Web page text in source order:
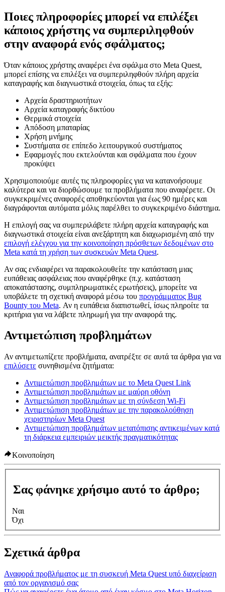
Ποιες πληροφορίες μπορεί να επιλέξει
κάποιος χρήστης να συμπεριληφθούν
στην αναφορά ενός σφάλματος;
Όταν κάποιος χρήστης αναφέρει ένα σφάλμα στο Meta Quest,
μπορεί επίσης να επιλέξει να συμπεριληφθούν πλήρη αρχεία
καταγραφής και διαγνωστικά στοιχεία, όπως τα εξής:
Αρχεία δραστηριοτήτων
Αρχεία καταγραφής δικτύου
Θερμικά στοιχεία
Απόδοση μπαταρίας
Χρήση μνήμης
Συστήματα σε επίπεδο λειτουργικού συστήματος
Εφαρμογές που εκτελούνται και σφάλματα που έχουν
προκύψει
Χρησιμοποιούμε αυτές τις πληροφορίες για να κατανοήσουμε
καλύτερα και να διορθώσουμε τα προβλήματα που αναφέρετε. Οι
συγκεκριμένες αναφορές αποθηκεύονται για έως 90 ημέρες και
διαγράφονται αυτόματα μόλις παρέλθει το συγκεκριμένο διάστημα.
Η επιλογή σας να συμπεριλάβετε πλήρη αρχεία καταγραφής και
διαγνωστικά στοιχεία είναι ανεξάρτητη και διαχωρισμένη από την
επιλογή ελέγχου για την κοινοποίηση πρόσθετων δεδομένων στο
Meta κατά τη χρήση των συσκευών Meta Quest.
Αν σας ενδιαφέρει να παρακολουθείτε την κατάσταση μιας
ευπάθειας ασφάλειας που αναφέρθηκε (π.χ. κατάσταση
αποκατάστασης, συμπληρωματικές ερωτήσεις), μπορείτε να
υποβάλετε τη σχετική αναφορά μέσω του προγράμματος Bug
Bounty του Meta. Αν η ευπάθεια διαπιστωθεί, ίσως πληροίτε τα
κριτήρια για να λάβετε πληρωμή για την αναφορά της.
Αντιμετώπιση προβλημάτων
Αν αντιμετωπίζετε προβλήματα, ανατρέξτε σε αυτά τα άρθρα για να
επιλύσετε συνηθισμένα ζητήματα:
Αντιμετώπιση προβλημάτων με το Meta Quest Link
Αντιμετώπιση προβλημάτων με μαύρη οθόνη
Αντιμετώπιση προβλημάτων με τη σύνδεση Wi-Fi
Αντιμετώπιση προβλημάτων με την παρακολούθηση
χειριστηρίων Meta Quest
Αντιμετώπιση προβλημάτων μετατόπισης αντικειμένων κατά
τη διάρκεια εμπειριών μεικτής πραγματικότητας
Κοινοποίηση
Σας φάνηκε χρήσιμο αυτό το άρθρο;
Ναι
Όχι
Σχετικά άρθρα
Αναφορά προβλήματος με τη συσκευή Meta Quest υπό διαχείριση
από τον οργανισμό σας